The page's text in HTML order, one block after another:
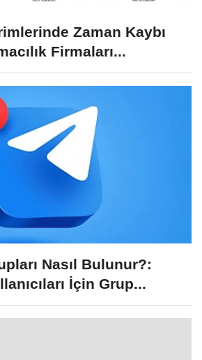
Zaman Kaybı
Firmaları...
Nasıl Bulunur?:
İçin Grup...